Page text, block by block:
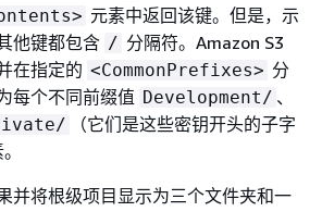
元素中返回该键。但是，示
他键都包含 / 分隔符。Amazon S3
在指定的 <CommonPrefixes> 分
每个不同前缀值 Development/ 、
（它们是这些密钥开头的子字
并将根级项目显示为三个文件夹和一